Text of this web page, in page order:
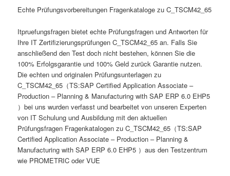
Echte Prüfungsvorbereitungen Fragenkataloge zu C_TSCM42_65
Itpruefungsfragen bietet echte Prüfungsfragen und Antworten für
Ihre IT Zertifizierungsprüfungen C_TSCM42_65 an. Falls Sie
anschließend den Test doch nicht bestehen, können Sie die
100% Erfolgsgarantie und 100% Geld zurück Garantie nutzen.
Die echten und originalen Prüfungsunterlagen zu
C_TSCM42_65（TS:SAP Certified Application Associate –
Production – Planning & Manufacturing with SAP ERP 6.0 EHP5
）bei uns wurden verfasst und bearbeitet von unseren Experten
von IT Schulung und Ausbildung mit den aktuellen
Prüfungsfragen Fragenkatalogen zu C_TSCM42_65（TS:SAP
Certified Application Associate – Production – Planning &
Manufacturing with SAP ERP 6.0 EHP5 ）aus den Testzentrum
wie PROMETRIC oder VUE